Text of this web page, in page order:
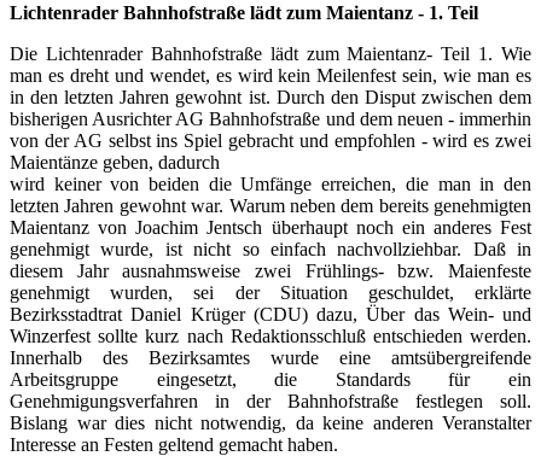
Lichtenrader Bahnhofstraße lädt zum Maientanz - 1. Teil
Die Lichtenrader Bahnhofstraße lädt zum Maientanz- Teil 1. Wie
man es dreht und wendet, es wird kein Meilenfest sein, wie man es
in den letzten Jahren gewohnt ist. Durch den Disput zwischen dem
bisherigen Ausrichter AG Bahnhofstraße und dem neuen - immerhin
von der AG selbst ins Spiel gebracht und empfohlen - wird es zwei
Maientänze geben, dadurch
wird keiner von beiden die Umfänge erreichen, die man in den
letzten Jahren gewohnt war. Warum neben dem bereits genehmigten
Maientanz von Joachim Jentsch überhaupt noch ein anderes Fest
genehmigt wurde, ist nicht so einfach nachvollziehbar. Daß in
diesem Jahr ausnahmsweise zwei Frühlings- bzw. Maienfeste
genehmigt wurden, sei der Situation geschuldet, erklärte
Bezirksstadtrat Daniel Krüger (CDU) dazu, Über das Wein- und
Winzerfest sollte kurz nach Redaktionsschluß entschieden werden.
Innerhalb des Bezirksamtes wurde eine amtsübergreifende
Arbeitsgruppe eingesetzt, die Standards für ein
Genehmigungsverfahren in der Bahnhofstraße festlegen soll.
Bislang war dies nicht notwendig, da keine anderen Veranstalter
Interesse an Festen geltend gemacht haben.